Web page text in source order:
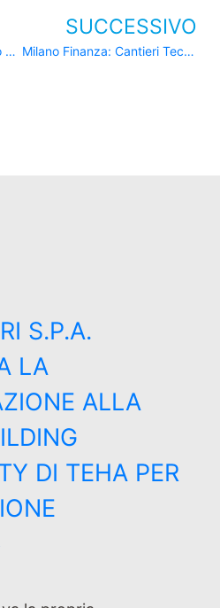
Ing. Pietro Ferrari nominato Cavaliere del Lavoro
SUCCESSIVO
Milano Finanza: Cantieri Tech per Ing.Ferrari S.p.A.
S.P.A.
LA
ALLA
DI TEHA PER